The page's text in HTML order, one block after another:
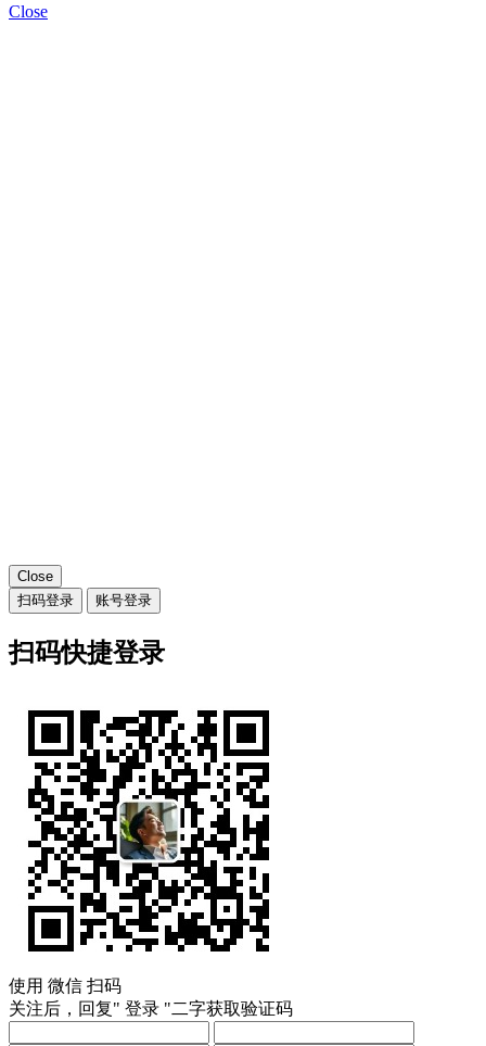
Close
Close
扫码登录
账号登录
扫码快捷登录
使用 微信 扫码
关注后，回复" 登录 "二字获取验证码